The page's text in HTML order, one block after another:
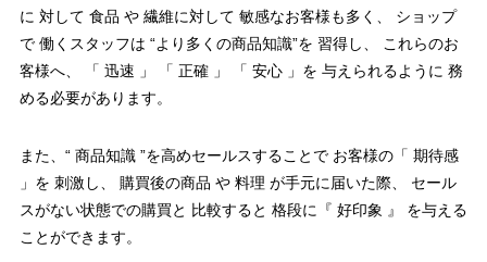
に 対して 食品 や 繊維に対して 敏感なお客様も多く、 ショップ
で 働くスタッフは “より多くの商品知識”を 習得し、 これらのお
客様へ、 「 迅速 」 「 正確 」 「 安心 」を 与えられるように 務
める必要があります。
また、“ 商品知識 ”を高めセールスすることで お客様の「 期待感
」を 刺激し、 購買後の商品 や 料理 が手元に届いた際、 セール
スがない状態での購買と 比較すると 格段に『 好印象 』 を与える
ことができます。